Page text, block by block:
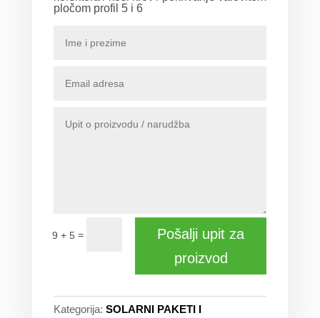
pločom profil 5 i 6
9 + 5=
Pošalji upit za
proizvod
Kategorija: SOLARNI PAKETI I